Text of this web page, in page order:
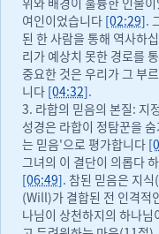
여인이었습니다 [02:29].
된 한 사람을 통해 역사하
리가 예상치 못한 경로를
중요한 것은 우리가 그 부
니다 [04:32].
3. 라합의 믿음의 본질: 지
성경은 라합이 정탐꾼을
는 믿음'으로 평가합니다
그녀의 이 결단이 의롭다
[06:49]. 참된 믿음은 지
(Will)가 결합된 전 인격적
나님이 상천하지의 하나